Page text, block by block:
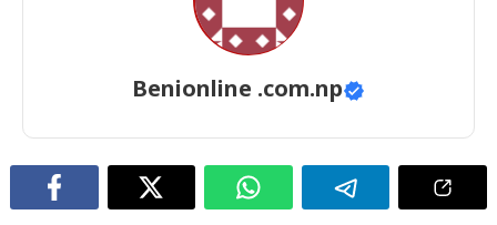
Benionline .com.np